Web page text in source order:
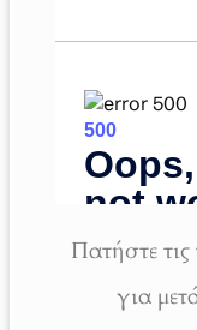
Πατήστε τις
για